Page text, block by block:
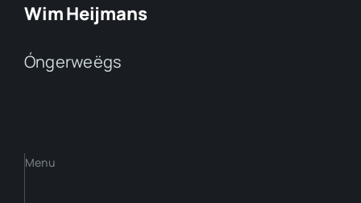
Wim Heijmans
Óngerweëgs
Menu